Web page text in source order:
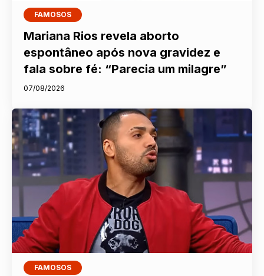
FAMOSOS
Mariana Rios revela aborto
espontâneo após nova gravidez e
fala sobre fé: “Parecia um milagre”
07/08/2026
FAMOSOS